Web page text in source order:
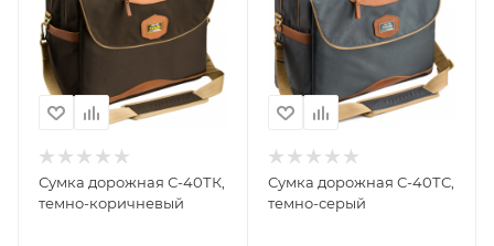
Сумка дорожная С-40ТК,
темно-коричневый
Сумка дорожная С-40ТС,
темно-серый